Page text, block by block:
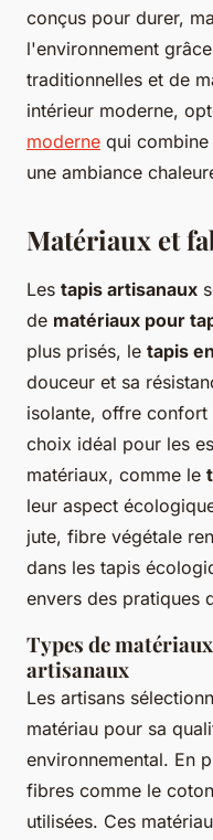
conçus pour durer,
l'environnement
traditionnelles et de
intérieur moderne,
moderne qui
une ambiance
Matériaux et
Les tapis artisanaux
de matériaux pour
plus prisés, le tapis
douceur et sa
isolante, offre confort
choix idéal pour les
matériaux, comme le
leur aspect
jute, fibre végétale
dans les tapis
envers des pratiques
Types de
artisanaux
Les artisans
matériau pour sa
environnemental. En
fibres comme le
utilisées. Ces